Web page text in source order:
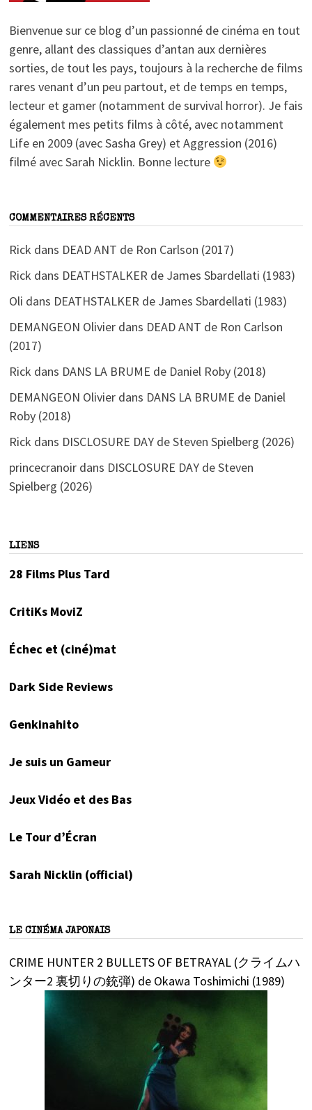
Bienvenue sur ce blog d’un passionné de cinéma en tout
genre, allant des classiques d’antan aux dernières
sorties, de tout les pays, toujours à la recherche de films
rares venant d’un peu partout, et de temps en temps,
lecteur et gamer (notamment de survival horror). Je fais
également mes petits films à côté, avec notamment
Life en 2009 (avec Sasha Grey) et Aggression (2016)
filmé avec Sarah Nicklin. Bonne lecture
COMMENTAIRES RÉCENTS
Rick dans DEAD ANT de Ron Carlson (2017)
Rick dans DEATHSTALKER de James Sbardellati (1983)
Oli dans DEATHSTALKER de James Sbardellati (1983)
DEMANGEON Olivierdans DEAD ANT de Ron Carlson
(2017)
Rick dans DANS LA BRUME de Daniel Roby (2018)
DEMANGEON Olivierdans DANS LA BRUME de Daniel
Roby (2018)
Rick dans DISCLOSURE DAY de Steven Spielberg (2026)
princecranoirdans DISCLOSURE DAY de Steven
Spielberg (2026)
LIENS
28 Films Plus Tard
CritiKs MoviZ
Échec et (ciné)mat
Dark Side Reviews
Genkinahito
Je suis un Gameur
Jeux Vidéo et des Bas
Le Tour d’Écran
Sarah Nicklin (official)
LE CINÉMA JAPONAIS
CRIME HUNTER 2 BULLETS OF BETRAYAL (クライムハ
ンター2 裏切りの銃弾) de Okawa Toshimichi (1989)